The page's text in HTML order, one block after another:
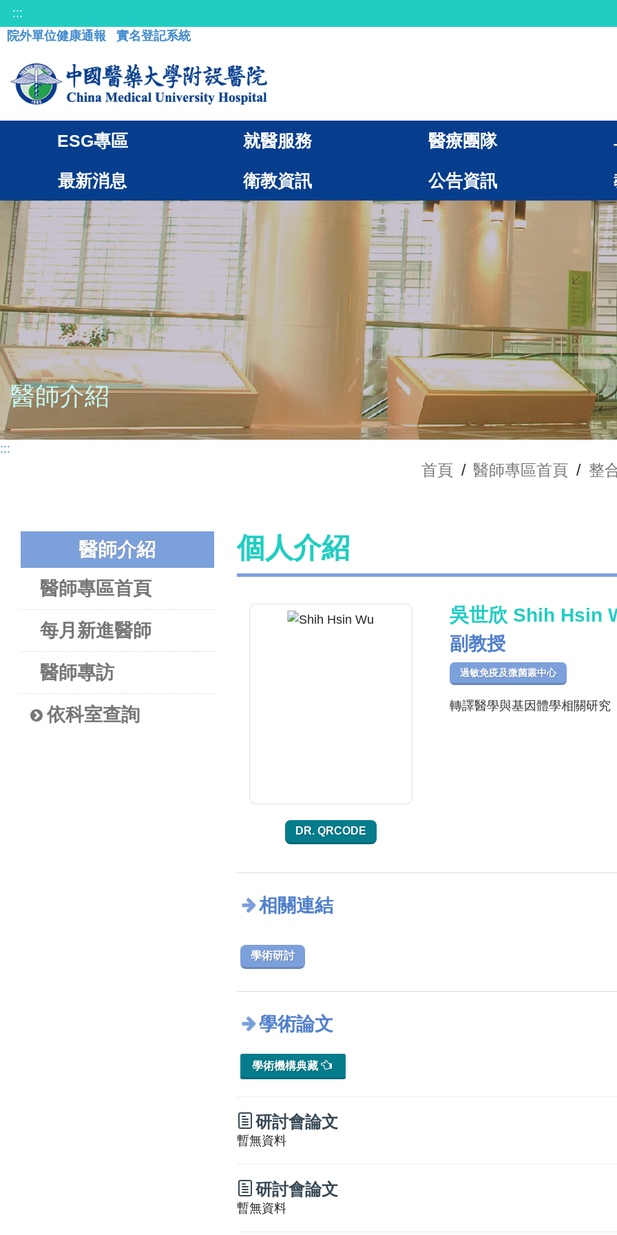
:::
院外單位健康通報
實名登記系統
ESG專區 就醫服務 醫療團隊
最新消息 衛教資訊 公告資訊
醫師介紹
:::
首頁 / 醫師專區首頁 / 整
醫師介紹
醫師專區首頁
每月新進醫師
醫師專訪
依科室查詢
個人介紹
DR. QRCODE
吳世欣 Shih Hsin
副教授
過敏免疫及微菌叢中心
轉譯醫學與基因體學相關研究
相關連結
學術研討
學術論文
學術機構典藏
研討會論文
暫無資料
研討會論文
暫無資料